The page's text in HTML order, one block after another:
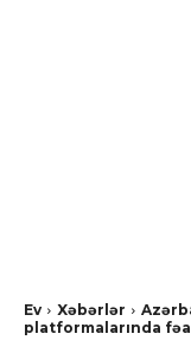
Ev Xəbərlər
platformalarında